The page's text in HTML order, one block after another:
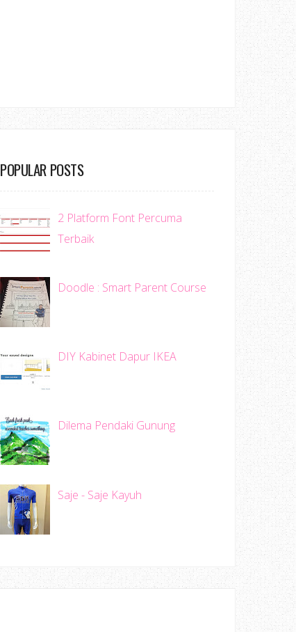
POPULAR POSTS
2 Platform Font Percuma
Terbaik
Doodle : Smart Parent Course
DIY Kabinet Dapur IKEA
Dilema Pendaki Gunung
Saje - Saje Kayuh